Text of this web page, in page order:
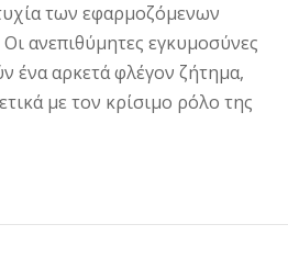
των εφαρμοζόμενων
ανεπιθύμητες εγκυμοσύνες
ένα αρκετά φλέγον ζήτημα,
με τον κρίσιμο ρόλο της